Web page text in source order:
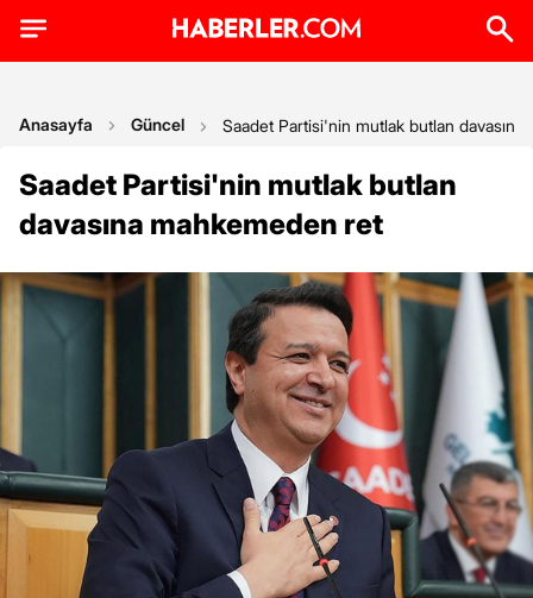
Anasayfa Güncel Saadet Partisi'nin mutlak butlan
Saadet Partisi'nin mutlak butlan
davasına mahkemeden ret